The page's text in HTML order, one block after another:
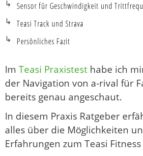
Im Teasi Praxistest habe ich
der Navigation von a-rival für
bereits genau angeschaut.
In diesem Praxis Ratgeber
alles über die Möglichkeiten
Erfahrungen zum Teasi Fitness
Sensor für Geschwindigkeit und
Teasi Track und Strava
Persönliches Fazit